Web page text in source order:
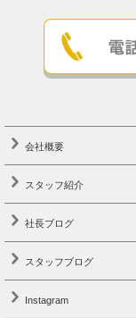
会社概要
スタッフ紹介
社長ブログ
スタッフブログ
Instagram